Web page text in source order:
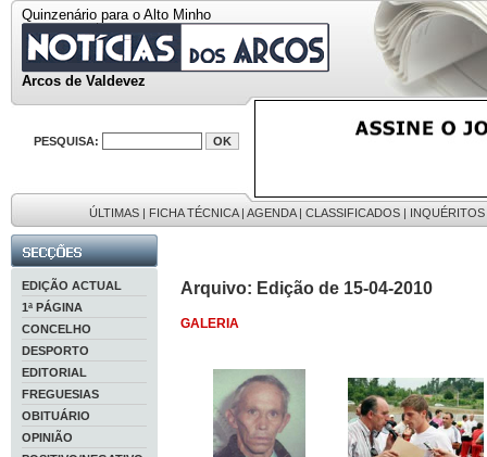
Quinzenário para o Alto Minho
Arcos de Valdevez
PESQUISA:
ÚLTIMAS | FICHA TÉCNICA| AGENDA| CLASSIFICADOS | INQUÉRITOS
EDIÇÃO ACTUAL
1ª PÁGINA
CONCELHO
DESPORTO
EDITORIAL
FREGUESIAS
OBITUÁRIO
OPINIÃO
Arquivo: Edição de 15-04-2010
GALERIA